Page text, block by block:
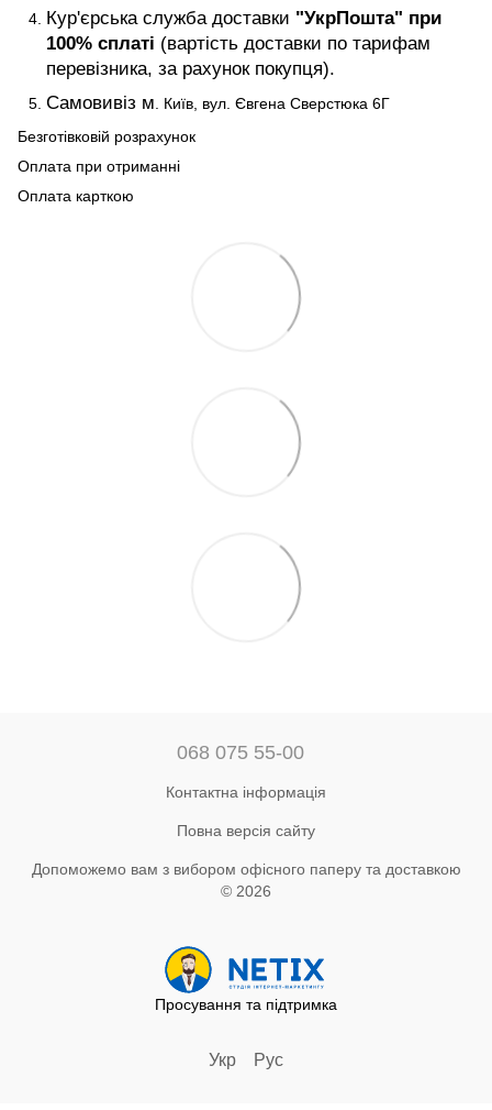
Кур'єрська служба доставки "УкрПошта" при
100% сплаті (вартість доставки по тарифам
перевізника, за рахунок покупця).
Самовивіз м . Київ, вул. Євгена Сверстюка 6Г
Безготівковій розрахунок
Оплата при отриманні
Оплата карткою
068 075 55-00
Контактна інформація
Повна версія сайту
Допоможемо вам з вибором офісного паперу та доставкою
© 2026
Просування та підтримка
Укр Рус